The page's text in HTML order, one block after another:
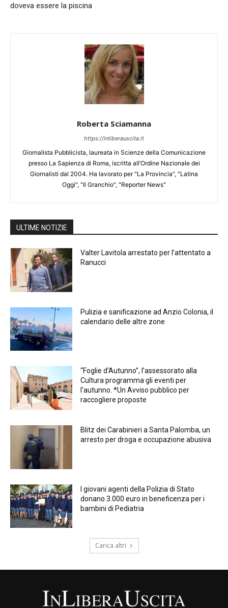
doveva essere la piscina
Roberta Sciamanna
https://inliberauscita.it
Giornalista Pubblicista, laureata in Scienze della Comunicazione
presso La Sapienza di Roma, iscritta all’Ordine Nazionale dei
Giornalisti dal 2004. Ha lavorato per "La Provincia", "Latina
Oggi", "Il Granchio", "Reporter News"
ULTIME NOTIZIE
Valter Lavitola arrestato per l’attentato a
Ranucci
Pulizia e sanificazione ad Anzio Colonia, il
calendario delle altre zone
“Foglie d’Autunno”, l’assessorato alla
Cultura programma gli eventi per
l’autunno. *Un Avviso pubblico per
raccogliere proposte
Blitz dei Carabinieri a Santa Palomba, un
arresto per droga e occupazione abusiva
I giovani agenti della Polizia di Stato
donano 3.000 euro in beneficenza per i
bambini di Pediatria
Carica altri